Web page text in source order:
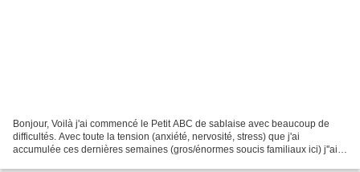
Bonjour, Voilà j'ai commencé le Petit ABC de sablaise avec beaucoup de
difficultés. Avec toute la tension (anxiété, nervosité, stress) que j'ai
accumulée ces dernières semaines (gros/énormes soucis familiaux ici) j''ai